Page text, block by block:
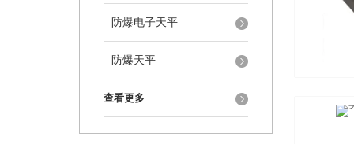
防爆电子天平
防爆天平
查看更多